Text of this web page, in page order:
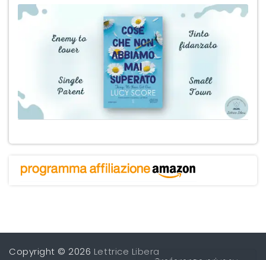
Copyright © 2026 Lettrice Libera